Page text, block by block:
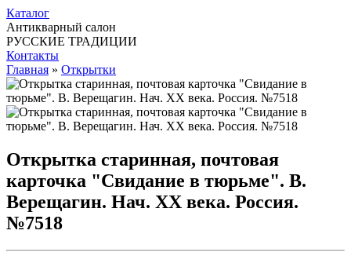
Каталог
Антикварный салон
РУССКИЕ ТРАДИЦИИ
Контакты
Главная » Открытки
Открытка старинная, почтовая
карточка "Свидание в тюрьме". B.
Верещагин. Нач. ХХ века. Россия.
№7518